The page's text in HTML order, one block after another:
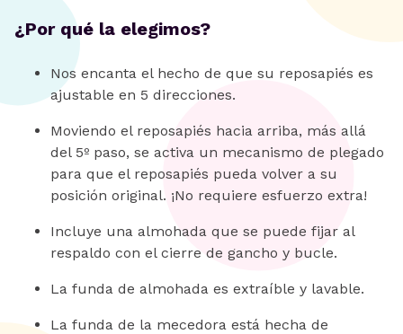
¿Por qué la elegimos?
Nos encanta el hecho de que su reposapiés es
ajustable en 5 direcciones.
Moviendo el reposapiés hacia arriba, más allá
del 5º paso, se activa un mecanismo de plegado
para que el reposapiés pueda volver a su
posición original. ¡No requiere esfuerzo extra!
Incluye una almohada que se puede fijar al
respaldo con el cierre de gancho y bucle.
La funda de almohada es extraíble y lavable.
La funda de la mecedora está hecha de